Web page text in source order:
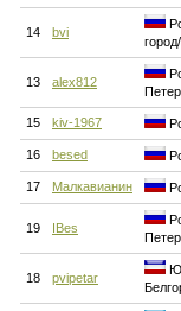
14 bvi
13 alex812
15 kiv-1967
16 besed
17 Малкавианин
19 IBes
18 pvipetar